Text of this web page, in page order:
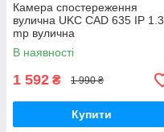
Камера спостереження
вулична UKC CAD 635 IP 1.3
mp вулична
В наявності
1 592 ₴ 1 990 ₴
Купити